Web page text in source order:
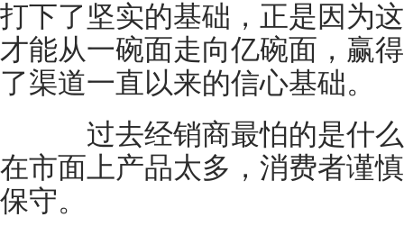
打下了坚实的基础，正是因为
才能从一碗面走向亿碗面，赢
了渠道一直以来的信心基础。
过去经销商最怕的是什么
在市面上产品太多，消费者谨
保守。